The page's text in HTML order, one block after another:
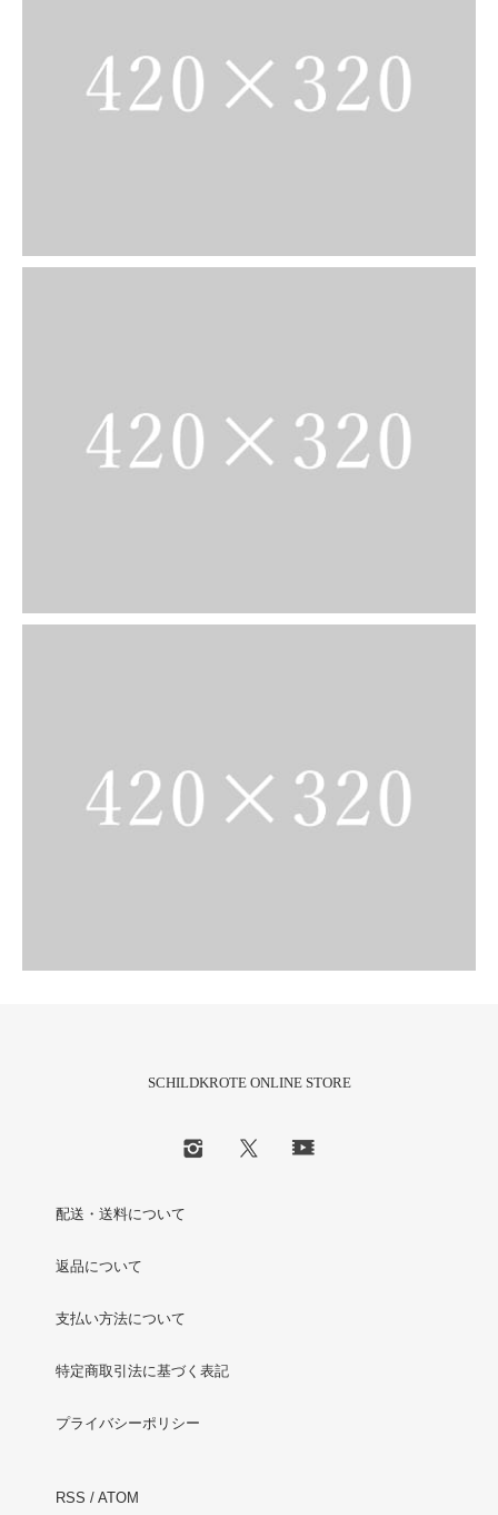
SCHILDKROTE ONLINE STORE
配送・送料について
返品について
支払い方法について
特定商取引法に基づく表記
プライバシーポリシー
RSS / ATOM